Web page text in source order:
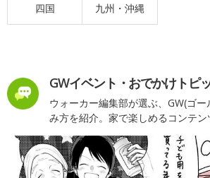
四国 九州・沖縄
GWイベント・おでかけトピ
ウォーカー編集部が選ぶ、GW(ゴ
み方を紹介。家で楽しめるコンテン